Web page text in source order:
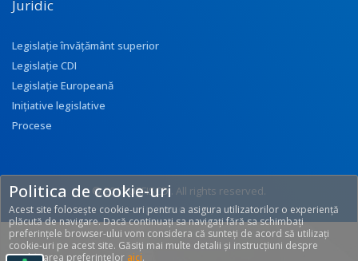
Juridic
Legislație învățământ superior
Legislație CDI
Legislație Europeană
Inițiative legislative
Procese
© 2017 UEFISCDI. All rights reserved.
[T: 0.2756, O: 92]
Politica de cookie-uri
Acest site folosește cookie-uri pentru a asigura utilizatorilor o experiență
plăcută de navigare. Dacă continuați sa navigați fără sa schimbați
preferințele browser-ului vom considera că sunteți de acord să utilizați
cookie-uri pe acest site. Găsiți mai multe detalii și instrucțiuni despre
modificarea preferințelor aici.